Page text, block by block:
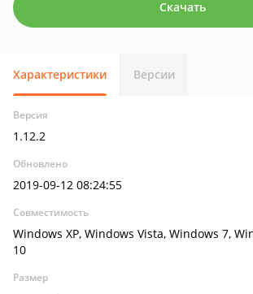
Скачать
Характеристики Версии
Версия
1.12.2
Обновлено
2019-09-12 08:24:55
Совместимость
Windows XP, Windows Vista, Windows 7,
10
Размер